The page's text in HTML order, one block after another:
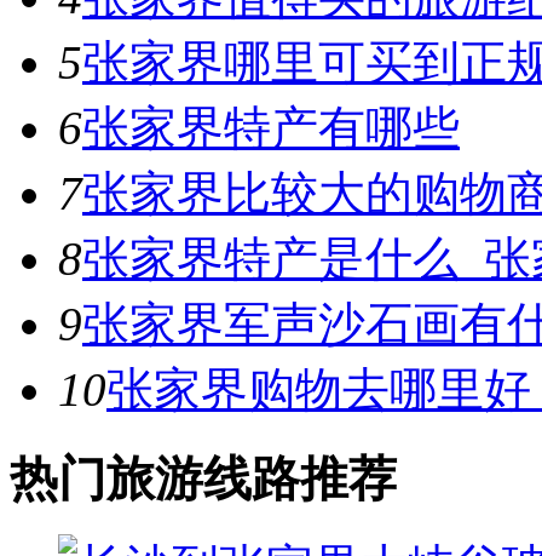
5张家界哪里可买到正
6张家界特产有哪些
7张家界比较大的购物
8张家界特产是什么_
9张家界军声沙石画有
10张家界购物去哪里
热门旅游线路推荐